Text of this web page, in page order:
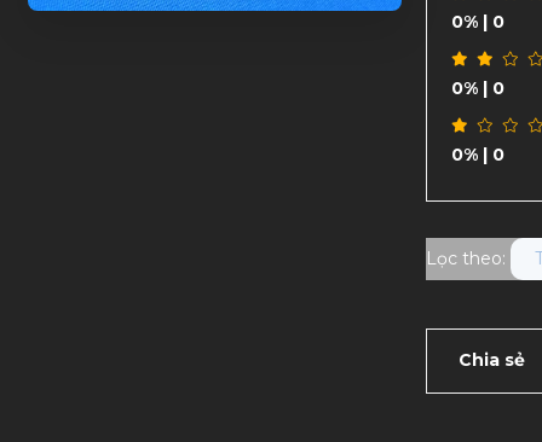
0% | 0
0% | 0
0% | 0
Lọc theo:
Chia sẻ